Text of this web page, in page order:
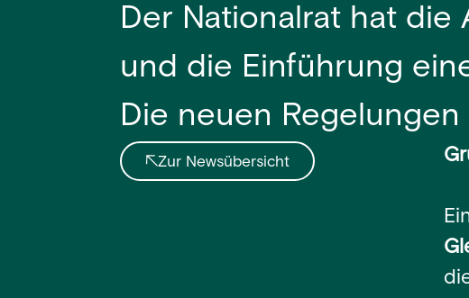
Der Nationalrat hat
und die Einführung
Die neuen Regelungen
Zur Newsübersicht